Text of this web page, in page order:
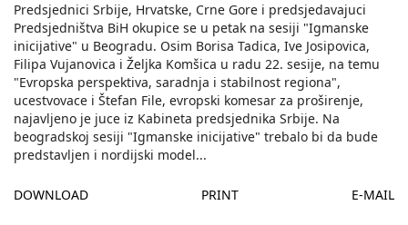
Predsjednici Srbije, Hrvatske, Crne Gore i predsjedavajuci
Predsjedništva BiH okupice se u petak na sesiji "Igmanske
inicijative" u Beogradu. Osim Borisa Tadica, Ive Josipovica,
Filipa Vujanovica i Željka Komšica u radu 22. sesije, na temu
"Evropska perspektiva, saradnja i stabilnost regiona",
ucestvovace i Štefan File, evropski komesar za proširenje,
najavljeno je juce iz Kabineta predsjednika Srbije. Na
beogradskoj sesiji "Igmanske inicijative" trebalo bi da bude
predstavljen i nordijski model...
DOWNLOAD PRINT E-MAIL